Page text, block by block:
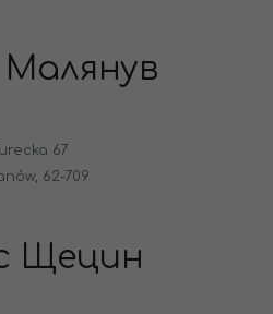
67
62-709
Щецин